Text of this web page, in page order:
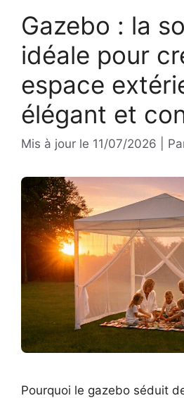
Gazebo : la
idéale pour
espace
élégant et
Mis à jour le 11/07/2026
Pourquoi le gazebo séduit